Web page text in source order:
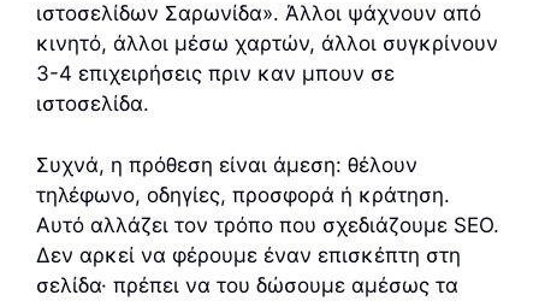
ιστοσελίδων Σαρωνίδα». Άλλοι ψάχνουν από
κινητό, άλλοι μέσω χαρτών, άλλοι συγκρίνουν
3-4 επιχειρήσεις πριν καν μπουν σε
ιστοσελίδα.
Συχνά, η πρόθεση είναι άμεση: θέλουν
τηλέφωνο, οδηγίες, προσφορά ή κράτηση.
Αυτό αλλάζει τον τρόπο που σχεδιάζουμε SEO.
Δεν αρκεί να φέρουμε έναν επισκέπτη στη
σελίδα· πρέπει να του δώσουμε αμέσως τα